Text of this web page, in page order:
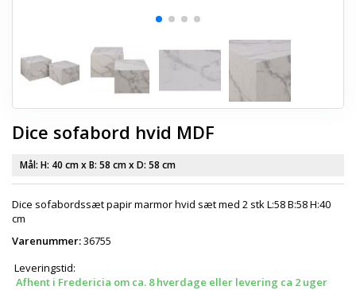
Dice sofabord hvid MDF
Mål: H: 40 cmx B: 58 cmx D: 58 cm
Dice sofabordssæt papir marmor hvid sæt med 2 stk L:58 B:58 H:40
cm
Varenummer:36755
Leveringstid:
Afhent i Fredericia om ca. 8 hverdage eller levering ca 2 uger